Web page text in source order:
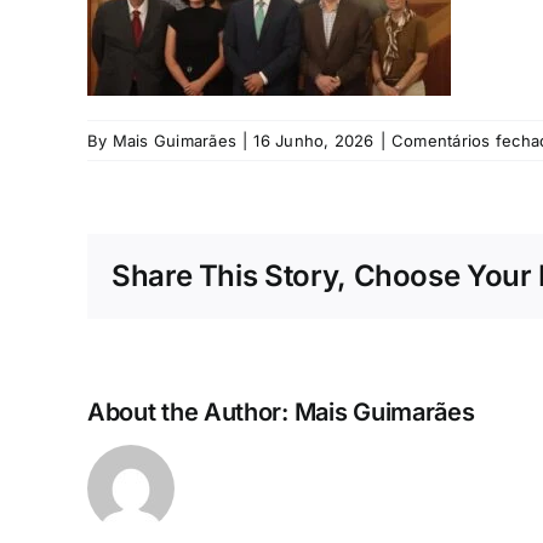
By Mais Guimarães 16 Junho, 2026 Comentários
Share This Story, Choose Your
About the Author: Mais Guimarães